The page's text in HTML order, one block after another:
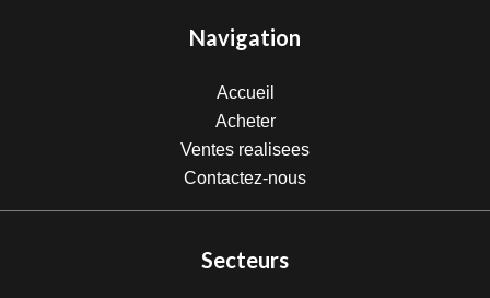
Navigation
Accueil
Acheter
Ventes realisees
Contactez-nous
Secteurs